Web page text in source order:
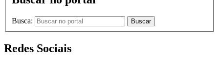
Busca: Buscar
Redes Sociais